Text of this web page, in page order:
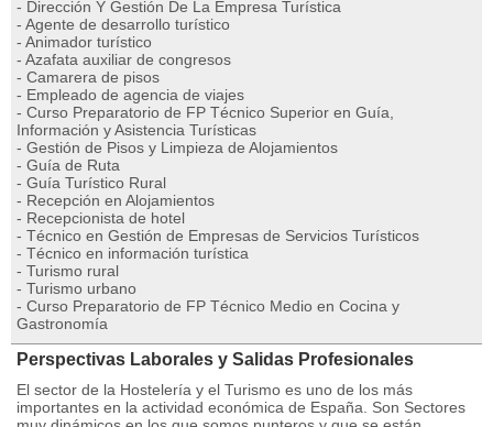
- Dirección Y Gestión De La Empresa Turística
- Agente de desarrollo turístico
- Animador turístico
- Azafata auxiliar de congresos
- Camarera de pisos
- Empleado de agencia de viajes
- Curso Preparatorio de FP Técnico Superior en Guía,
Información y Asistencia Turísticas
- Gestión de Pisos y Limpieza de Alojamientos
- Guía de Ruta
- Guía Turístico Rural
- Recepción en Alojamientos
- Recepcionista de hotel
- Técnico en Gestión de Empresas de Servicios Turísticos
- Técnico en información turística
- Turismo rural
- Turismo urbano
- Curso Preparatorio de FP Técnico Medio en Cocina y
Gastronomía
Perspectivas Laborales y Salidas Profesionales
El sector de la Hostelería y el Turismo es uno de los más
importantes en la actividad económica de España. Son Sectores